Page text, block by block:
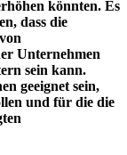
könnten. Es
dass die
Unternehmen
sein kann.
geeignet sein,
und für die die